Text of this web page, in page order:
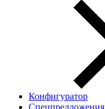
Конфигуратор
Спецпредложения